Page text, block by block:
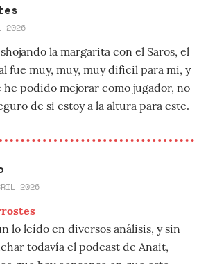
2026
la margarita con el Saros, el
fue muy, muy, muy dificil para mi, y
he podido mejorar como jugador, no
de si estoy a la altura para este.
2026
lo leído en diversos análisis, y sin
todavía el podcast de Anait,